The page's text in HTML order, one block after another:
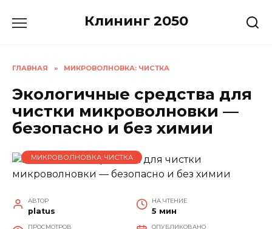
Клининг 2050
ГЛАВНАЯ » МИКРОВОЛНОВКА: ЧИСТКА
Экологичные средства для
чистки микроволновки —
безопасно и без химии
МИКРОВОЛНОВКА: ЧИСТКА
АВТОР
platus
НА ЧТЕНИЕ
5 мин
ПРОСМОТРОВ ОПУБЛИКОВАНО